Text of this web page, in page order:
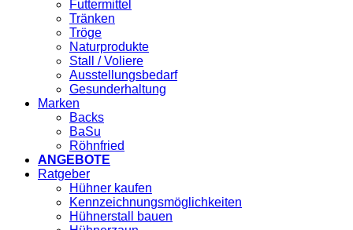
Futtermittel
Tränken
Tröge
Naturprodukte
Stall / Voliere
Ausstellungsbedarf
Gesunderhaltung
Marken
Backs
BaSu
Röhnfried
ANGEBOTE
Ratgeber
Hühner kaufen
Kennzeichnungsmöglichkeiten
Hühnerstall bauen